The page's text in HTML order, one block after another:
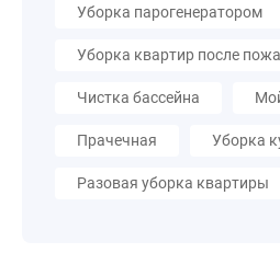
Уборка парогенератором
Уборка квартир после
Чистка бассейна
Прачечная Уборка
Разовая уборка квартиры